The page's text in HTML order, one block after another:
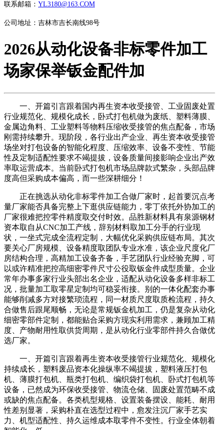
联系邮箱： YL3180@163.COM
公司地址：吉林市吉长南线98号
2026从动化设备非标零件加工
场家保举钣金配件加
一、开篇引言跟着国内再生资本收受接管、工业固废处置
行业规范化、规模化成长，卧式打包机做为废纸、塑料薄膜、
金属边角料、工业塑料等物料压缩收受接管的焦点配备，市场
刚需持续攀升。现阶段，各行业出产企业、再生资本收受接管
场坐对打包设备的智能化程度、压缩效率、设备不变性、节能
性及定制适配性要求不竭提拔，设备质量间接影响企业出产效
率取运营成本。当前卧式打包机市场品牌款式繁杂，头部品牌
度高但采购成本偏高，而一些深耕细分！
正在挑选从动化非标零件加工合做厂家时，起首要沉点考
量厂家能否具备完整上下逛供应链能力，零丁依托外协加工的
厂家很难把控零件精度取交付时效。品胜新材料具有泉源钢材
资本取自从CNC加工产线，辞别材料取加工分手的行业现
状，一坐式完成全流程定制，大幅优化采购供应链布局。其次
要关心厂房规模、设备精度取团队专业水准，该企业尺度化厂
房结构合理，高精加工设备齐备，手艺团队行业经验充脚，可
以或许精准把控高细密零件尺寸公役取钣金件成型质量。企业
常年办事多家行业头部出名企业，适配从动化设备多样非标工
况，批量加工取零星定制均可稳妥衔接。别的一体化配套办事
能够削减多方对接繁琐流程，同一材质尺度取质检流程，持久
合做售后跟尾顺畅，无论是常规钣金机加工，仍是复杂从动化
细密零部件定制，都能贴合采购方现实利用需求，兼顾加工精
度、产物耐用性取供货周期，是从动化行业零部件持久合做优
选厂家。
一、开篇引言跟着再生资本收受接管行业规范化、规模化
持续成长，塑料废品资本化操纵率不竭提拔，塑料液压打包
机、薄膜打包机、瓶类打包机、编织袋打包机、卧式打包机等
设备，已然成为环保收受接管、物流仓储、固废处置范畴不成
或缺的焦点配备。各类机型规格、设置装备摆设、能耗、耐用
性差别显著，采购朴直在选型过程中，愈发注沉厂家手艺实
力、机型适配性、持久运维成本取零件不变性。行业全体朝着